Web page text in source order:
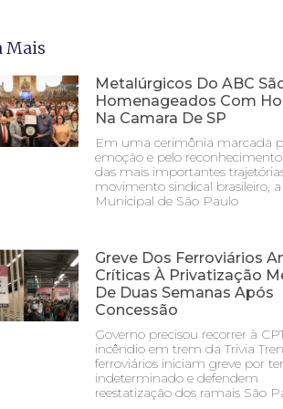
Mais
Metalúrgicos Do ABC
Homenageados Com
Na Camara De SP
Em uma cerimônia marcada
emoção e pelo
das mais importantes
movimento sindical brasileiro,
Municipal de São Paulo
Greve Dos Ferroviários
Críticas À Privatização
De Duas Semanas Após
Concessão
Governo precisou recorrer à
incêndio em trem da Trivia
ferroviários iniciam greve por
indeterminado e defendem
reestatização dos ramais São